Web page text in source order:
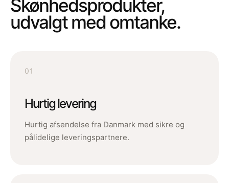
Skønhedsprodukter,
udvalgt med omtanke.
01
Hurtig levering
Hurtig afsendelse fra Danmark med sikre og
pålidelige leveringspartnere.